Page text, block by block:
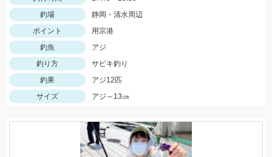
釣場
静岡・清水周辺
ポイント
用宗港
釣魚
アジ
釣り方
サビキ釣り
釣果
アジ12匹
サイズ
アジ～13㎝